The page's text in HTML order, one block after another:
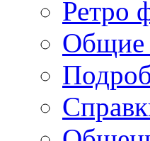
Ретро
Общие